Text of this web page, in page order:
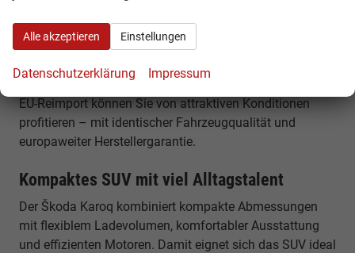
Warum ein Škoda Karoq EU Reimport
günstiger ist
Innerhalb Europas unterscheiden sich Fahrzeugpreise je
nach Land, Ausstattung und Verfügbarkeit. Durch einen
EU-Reimport können Sie von attraktiven Konditionen
profitieren – mit identischer Fahrzeugqualität und
europaweiter Herstellergarantie.
Kompaktes SUV mit viel Alltagstalent
Der Škoda Karoq kombiniert kompakte Abmessungen
mit flexiblem Ladevolumen, komfortabler Ausstattung
und effizienten Motoren. Damit eignet sich das SUV ideal
Alle akzeptieren Einstellungen
Datenschutzerklärung Impressum